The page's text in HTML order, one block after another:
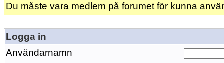
Du måste vara medlem på forumet för kunna
Logga in
Användarnamn